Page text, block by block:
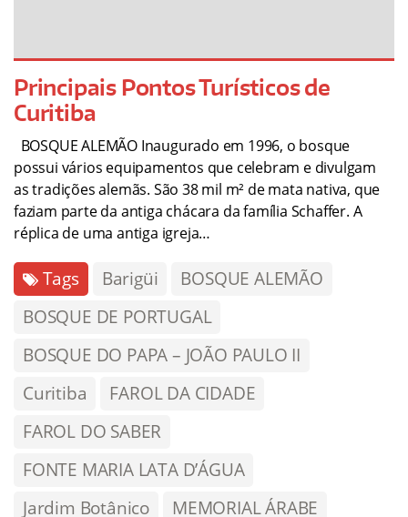
Principais Pontos Turísticos de
Curitiba
BOSQUE ALEMÃO Inaugurado em 1996, o bosque
possui vários equipamentos que celebram e divulgam
as tradições alemãs. São 38 mil m² de mata nativa, que
faziam parte da antiga chácara da família Schaffer. A
réplica de uma antiga igreja…
Tags Barigüi
BOSQUE ALEMÃO
BOSQUE DE PORTUGAL
BOSQUE DO PAPA – JOÃO PAULO II
Curitiba
FAROL DA CIDADE
FAROL DO SABER
FONTE MARIA LATA D’ÁGUA
Jardim Botânico
MEMORIAL ÁRABE